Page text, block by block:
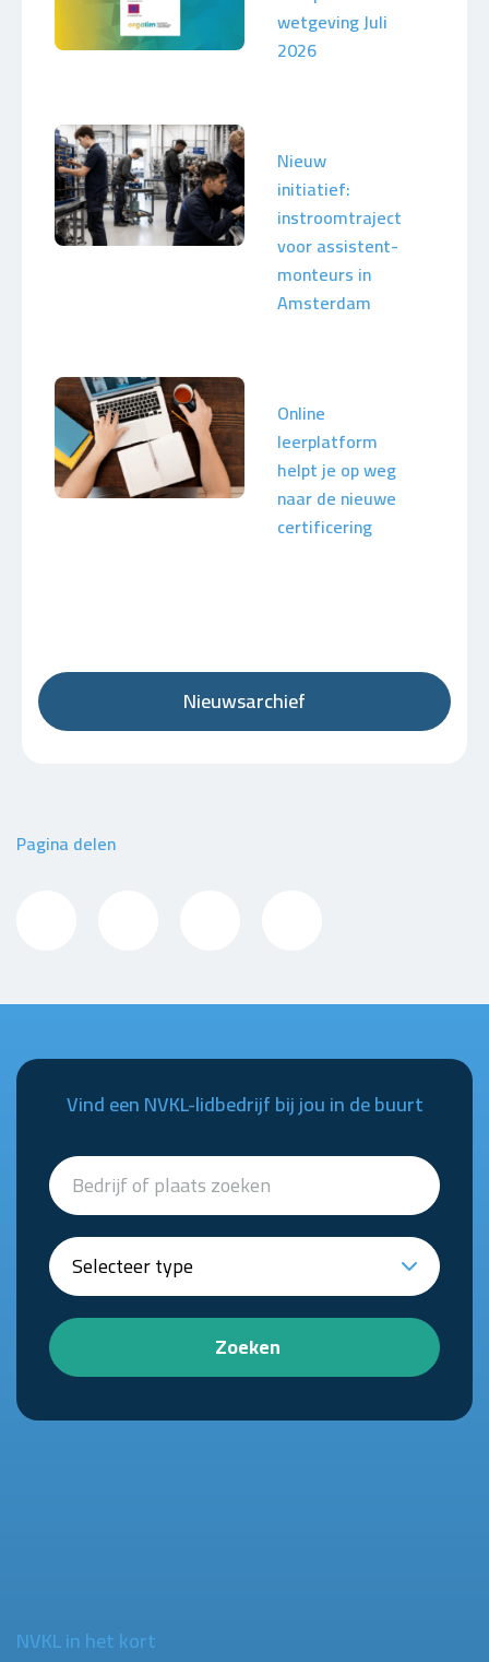
wetgeving Juli
2026
Nieuw
initiatief:
instroomtraject
voor assistent-
monteurs in
Amsterdam
Online
leerplatform
helpt je op weg
naar de nieuwe
certificering
Nieuwsarchief
Pagina delen
Vind een NVKL-lidbedrijf bij jou in de buurt
Zoeken
NVKL in het kort